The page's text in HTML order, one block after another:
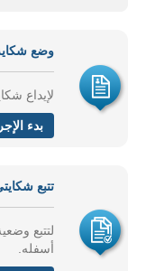
وضع
لإيداع
بدء
تتبع
لتتبع
أسفله.